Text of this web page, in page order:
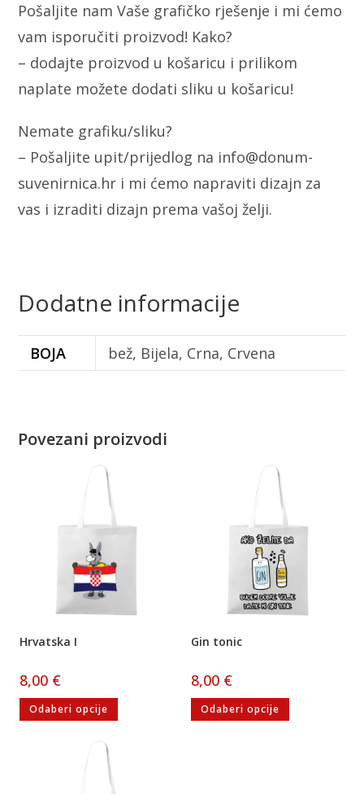
Pošaljite nam Vaše grafičko rješenje i mi ćemo
vam isporučiti proizvod! Kako?
– dodajte proizvod u košaricu i prilikom
naplate možete dodati sliku u košaricu!
Nemate grafiku/sliku?
– Pošaljite upit/prijedlog na info@donum-
suvenirnica.hr i mi ćemo napraviti dizajn za
vas i izraditi dizajn prema vašoj želji.
Dodatne informacije
BOJA bež, Bijela, Crna, Crvena
Povezani proizvodi
Hrvatska I
8,00 €
Odaberi opcije
Gin tonic
8,00 €
Odaberi opcije